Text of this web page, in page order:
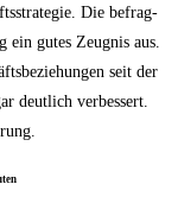
Die befrag­
ein gutes Zeug­nis aus.
seit der
deut­lich ver­bes­sert.